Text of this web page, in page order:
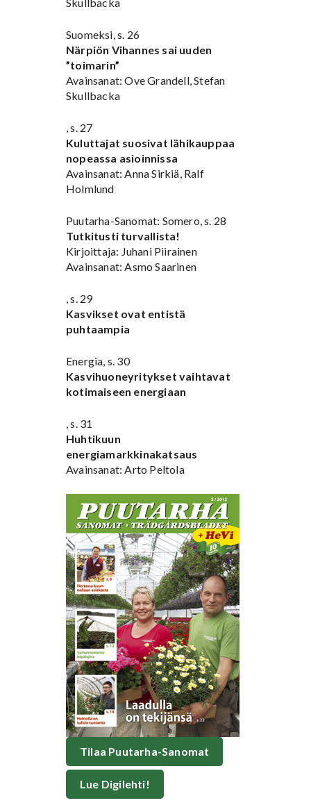
Suomeksi, s. 26
Närpiön Vihannes sai uuden
”toimarin”
Avainsanat: Ove Grandell, Stefan
Skullbacka
, s. 27
Kuluttajat suosivat lähikauppaa
nopeassa asioinnissa
Avainsanat: Anna Sirkiä, Ralf
Holmlund
Puutarha-Sanomat: Somero, s. 28
Tutkitusti turvallista!
Kirjoittaja: Juhani Piirainen
Avainsanat: Asmo Saarinen
, s. 29
Kasvikset ovat entistä
puhtaampia
Energia, s. 30
Kasvihuoneyritykset vaihtavat
kotimaiseen energiaan
, s. 31
Huhtikuun
energiamarkkinakatsaus
Avainsanat: Arto Peltola
Tilaa Puutarha-Sanomat
Lue Digilehti!